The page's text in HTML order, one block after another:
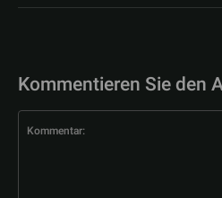
Kommentieren Sie den